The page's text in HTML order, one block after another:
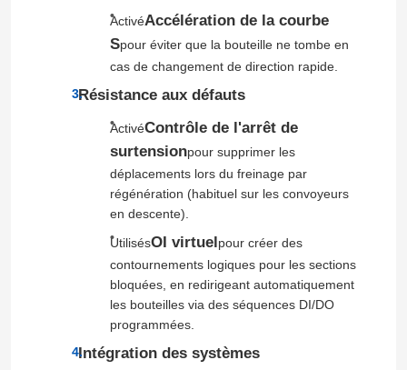
À propos de nous
ActivéAccélération de la courbe
Spour éviter que la bouteille ne tombe en
cas de changement de direction rapide.
Résistance aux défauts
ActivéContrôle de l'arrêt de
surtensionpour supprimer les
déplacements lors du freinage par
régénération (habituel sur les convoyeurs
en descente).
UtilisésOI virtuelpour créer des
contournements logiques pour les sections
bloquées, en redirigeant automatiquement
les bouteilles via des séquences DI/DO
programmées.
Intégration des systèmes